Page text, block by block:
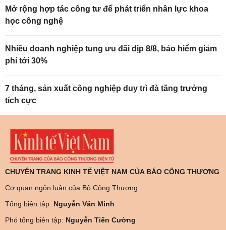
Mở rộng hợp tác công tư để phát triển nhân lực khoa
học công nghệ
Nhiều doanh nghiệp tung ưu đãi dịp 8/8, bảo hiểm giảm
phí tới 30%
7 tháng, sản xuất công nghiệp duy trì đà tăng trưởng
tích cực
CHUYÊN TRANG KINH TẾ VIỆT NAM CỦA BÁO CÔNG THƯƠNG
Cơ quan ngôn luận của Bộ Công Thương
Tổng biên tập: Nguyễn Văn Minh
Phó tổng biên tập: Nguyễn Tiến Cường